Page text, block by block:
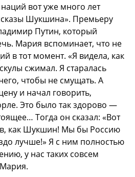
вот уже много лет
Шукшина». Премьеру
Путин, который
Мария вспоминает, что не
в тот момент. «Я видела, как
сжимал. Я старалась
чтобы не смущать. А
и начал говорить,
Это было так здорово —
Тогда он сказал: «Вот
как Шукшин! Мы бы Россию
лучше!» Я с ним полностью
у нас таких совсем